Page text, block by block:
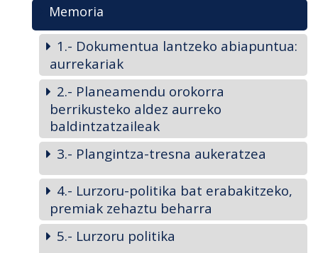
Memoria
1.- Dokumentua lantzeko abiapuntua:
aurrekariak
2.- Planeamendu orokorra
berrikusteko aldez aurreko
baldintzatzaileak
3.- Plangintza-tresna aukeratzea
4.- Lurzoru-politika bat erabakitzeko,
premiak zehaztu beharra
5.- Lurzoru politika